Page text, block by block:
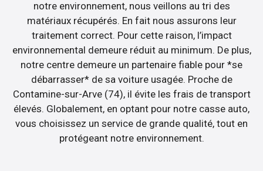
notre environnement, nous veillons au tri des
matériaux récupérés. En fait nous assurons leur
traitement correct. Pour cette raison, l’impact
environnemental demeure réduit au minimum. De plus,
notre centre demeure un partenaire fiable pour *se
débarrasser* de sa voiture usagée. Proche de
Contamine-sur-Arve (74), il évite les frais de transport
élevés. Globalement, en optant pour notre casse auto,
vous choisissez un service de grande qualité, tout en
protégeant notre environnement.